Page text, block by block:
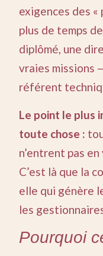
exigences des
plus de temps
diplômé, une
vraies missions
référent
Le point le plus
toute chose :
n’entrent pas
C’est là que la
elle qui génère
les
Pourquoi